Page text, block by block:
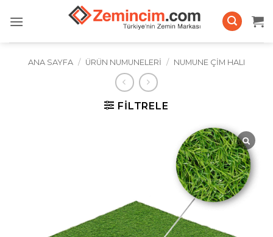
atla
ANA SAYFA / ÜRÜN NUMUNELERI / NUMUNE ÇIM HALI
FILTRELE